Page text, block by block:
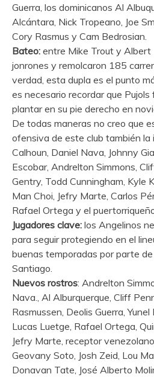
Guerra, los dominicanos Al
Alcántara, Nick Tropeano, Joe
Cory Rasmus y Cam Bedrosian.
Bateo: entre Mike Trout y Albert
jonrones y remolcaron 185
verdad, esta dupla es el punto
es necesario recordar que
plantar en su pie derecho en
De todas maneras no creo que
ofensiva de este club también la
Calhoun, Daniel Nava, Johnny
Escobar, Andrelton Simmons,
Gentry, Todd Cunningham, Kyle
Man Choi, Jefry Marte, Carlos
Rafael Ortega y el
Jugadores clave: los Angelinos
para seguir protegiendo en el
buenas temporadas por parte
Santiago.
Nuevos rostros: Andrelton
Nava., Al Alburquerque, Cliff
Rasmussen, Deolis Guerra,
Lucas Luetge, Rafael Ortega,
Jefry Marte, receptor venezolano
Geovany Soto, Josh Zeid, Lou
Donavan Tate, José Alberto